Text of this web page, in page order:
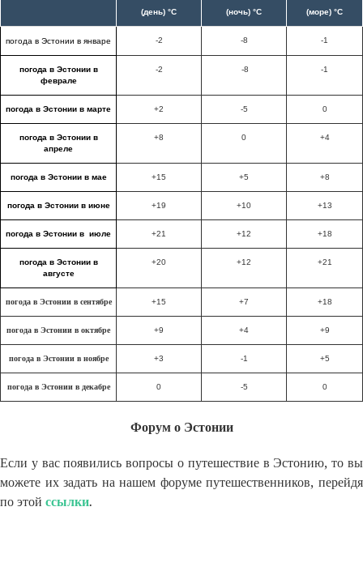
(день) °C (ночь) °C (море) °C
погода в Эстонии в январе -2 -8 -1
погода в Эстонии в
феврале
-2 -8 -1
погода в Эстонии в марте +2 -5 0
погода в Эстонии в
апреле
+8 0 +4
погода в Эстонии в мае +15 +5 +8
погода в Эстонии в июне +19 +10 +13
погода в Эстонии в июле +21 +12 +18
погода в Эстонии в
августе
+20 +12 +21
погода в Эстонии в сентябре +15 +7 +18
погода в Эстонии в октябре +9 +4 +9
погода в Эстонии в ноябре +3 -1 +5
погода в Эстонии в декабре 0 -5 0
Форум о Эстонии
Если у вас появились вопросы о путешествие в Эстонию, то вы
можете их задать на нашем форуме путешественников, перейдя
по этой ссылки.